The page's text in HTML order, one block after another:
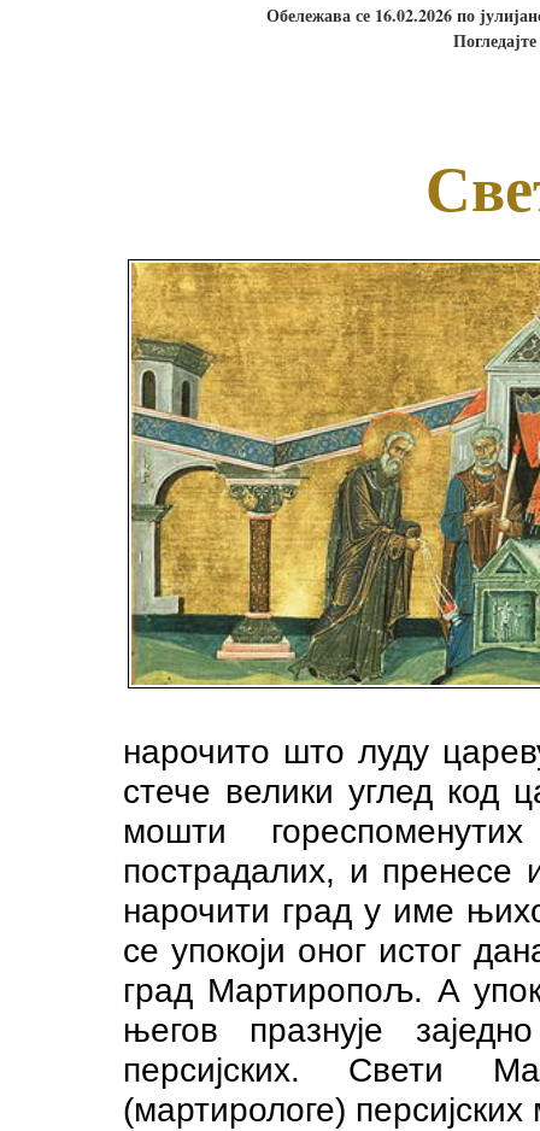
Обележава се 16.02.2026 по
нарочито што луду
стече велики углед код
мошти
пострадалих, и пренесе
нарочити град у име
се упокоји оног истог
град Мартиропољ. А
његов празнује
персијских. Свети
(мартирологе)